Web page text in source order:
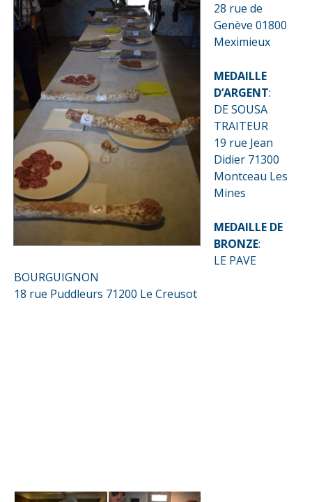
28 rue de
Genève 01800
Meximieux
MEDAILLE
D’ARGENT:
DE SOUSA
TRAITEUR
19 rue Jean
Didier 71300
Montceau Les
Mines
MEDAILLE DE
BRONZE:
LE PAVE
BOURGUIGNON
18 rue Puddleurs 71200 Le Creusot